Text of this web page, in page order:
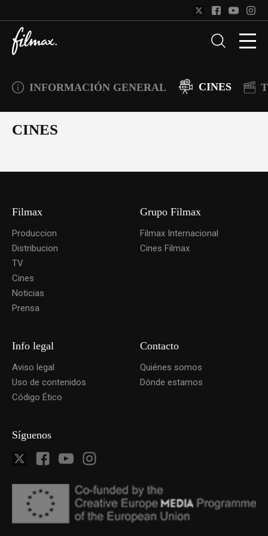
INFORMACIÓN GENERAL CINES
CINES
Filmax
Produccion
Distribucion
TV
Cines
Noticias
Prensa
Grupo Filmax
Filmax Internacional
Cines Filmax
Info legal
Aviso legal
Uso de contenidos
Código Ético
Contacto
Quiénes somos
Dónde estamos
Síguenos